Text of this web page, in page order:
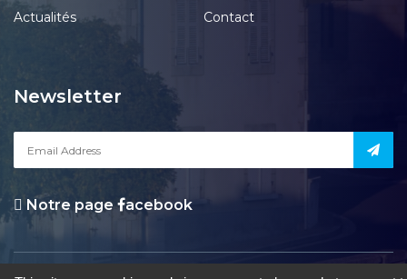
Actualités Contact
Newsletter
Notre page acebook